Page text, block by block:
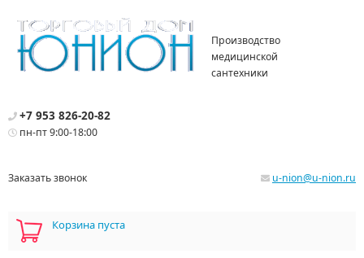
Производство
медицинской
сантехники
+7 953 826-20-82
пн-пт 9:00-18:00
Заказать звонок u-nion@u-nion.ru
Корзина пуста